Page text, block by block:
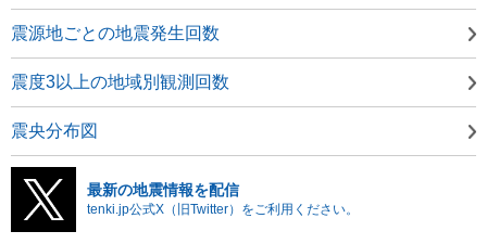
震源地ごとの地震発生回数
震度3以上の地域別観測回数
震央分布図
最新の地震情報を配信
tenki.jp公式X（旧Twitter）をご利用ください。